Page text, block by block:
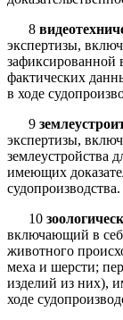
8
экспертизы,
зафиксированной
фактических
в ходе
9
экспертизы,
землеустройства
имеющих
судопроизводства.
10
включающий в
животного
меха и шерсти;
изделий из них),
ходе